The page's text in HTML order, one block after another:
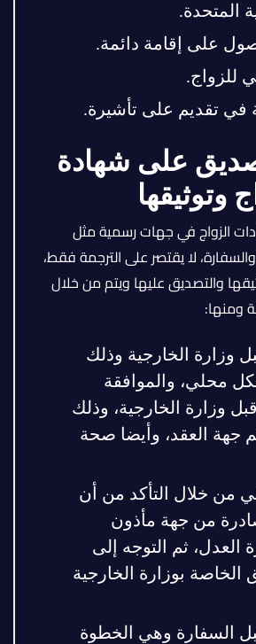
المتحدة.
على إقامة دائمة.
للزواج.
في تقديم على تأشيرة.
على شهادة
وتوثيقها
الزواج في جهات رسمية مثل
لا يقتصر على الترجمة فقط،
والتصديق عليها ويتم من خلال
ومنها:
وزارة الخارجية وذلك
محلي، والموافقة
وزارة الخارجية، وذلك
جهة العقد، وأيضا صحة
من خلال التأكد من أن
من جهة مأذون
ثم التوجه إلى
الخاصة بوزارة الخارجية
السفارة وهي الخطوة